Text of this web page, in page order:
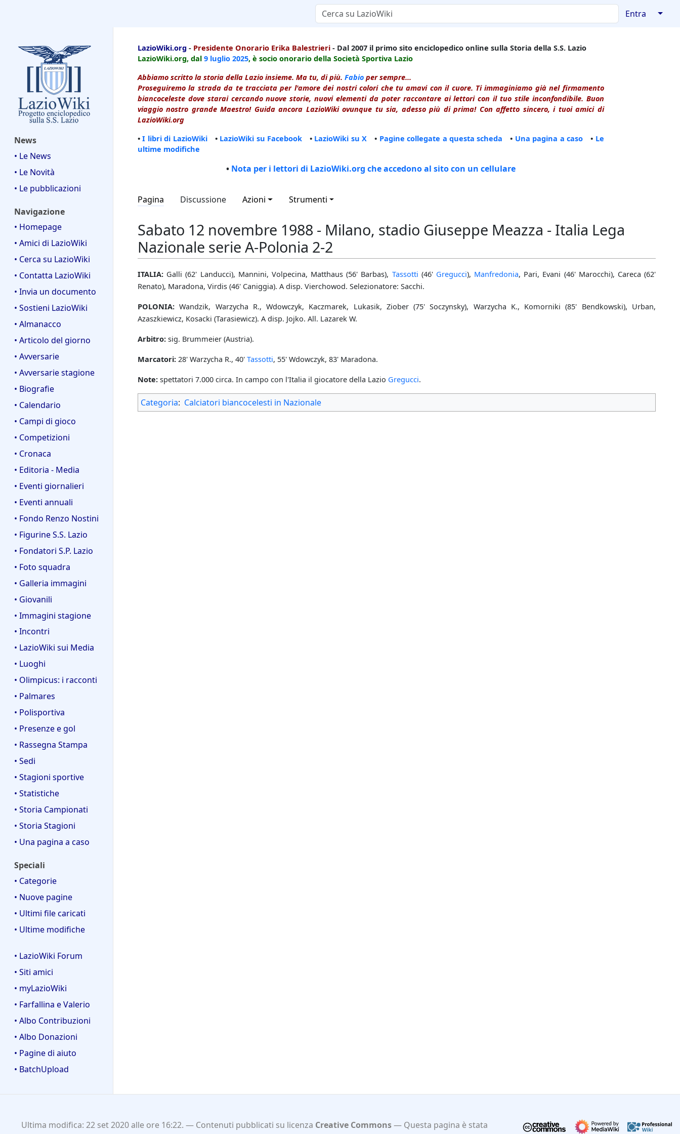
Entra ↓
News
• Le News
• Le Novità
• Le pubblicazioni
Navigazione
• Homepage
• Amici di LazioWiki
• Cerca su LazioWiki
• Contatta LazioWiki
• Invia un documento
• Sostieni LazioWiki
• Almanacco
• Articolo del giorno
• Avversarie
• Avversarie stagione
• Biografie
• Calendario
• Campi di gioco
• Competizioni
• Cronaca
• Editoria - Media
• Eventi giornalieri
• Eventi annuali
• Fondo Renzo Nostini
• Figurine S.S. Lazio
• Fondatori S.P. Lazio
• Foto squadra
• Galleria immagini
• Giovanili
• Immagini stagione
• Incontri
• LazioWiki sui Media
• Luoghi
• Olimpicus: i racconti
• Palmares
• Polisportiva
• Presenze e gol
• Rassegna Stampa
• Sedi
• Stagioni sportive
• Statistiche
• Storia Campionati
• Storia Stagioni
• Una pagina a caso
Speciali
• Categorie
• Nuove pagine
• Ultimi file caricati
• Ultime modifiche
• LazioWiki Forum
• Siti amici
• myLazioWiki
• Farfallina e Valerio
• Albo Contribuzioni
• Albo Donazioni
• Pagine di aiuto
• BatchUpload
LazioWiki.org - Presidente Onorario Erika Balestrieri - Dal 2007 il primo sito enciclopedico online sulla Storia della S.S. Lazio
LazioWiki.org, dal 9 luglio 2025, è socio onorario della Società Sportiva Lazio
Abbiamo scritto la storia della Lazio insieme. Ma tu, di più. Fabio per sempre...
Proseguiremo la strada da te tracciata per l'amore dei nostri colori che tu amavi con il cuore. Ti immaginiamo già nel firmamento
biancoceleste dove starai cercando nuove storie, nuovi elementi da poter raccontare ai lettori con il tuo stile inconfondibile. Buon
viaggio nostro grande Maestro! Guida ancora LazioWiki ovunque tu sia, adesso più di prima! Con affetto sincero, i tuoi amici di
LazioWiki.org
•I libri di LazioWiki• LazioWiki su Facebook • LazioWiki su X • Pagine collegate a questa scheda • Una pagina a caso • Le
ultime modifiche
• Nota per i lettori di LazioWiki.org che accedono al sito con un cellulare
Pagina Discussione Azioni Strumenti
Sabato 12 novembre 1988 - Milano, stadio Giuseppe Meazza - Italia Lega
Nazionale serie A-Polonia 2-2
ITALIA: Galli (62' Landucci), Mannini, Volpecina, Matthaus (56' Barbas), Tassotti (46' Gregucci), Manfredonia, Pari, Evani (46' Marocchi), Careca (62'
Renato), Maradona, Virdis (46' Caniggia). A disp. Vierchowod. Selezionatore: Sacchi.
POLONIA: Wandzik, Warzycha R., Wdowczyk, Kaczmarek, Lukasik, Ziober (75' Soczynsky), Warzycha K., Komorniki (85' Bendkowski), Urban,
Azaszkiewicz, Kosacki (Tarasiewicz). A disp. Jojko. All. Lazarek W.
Arbitro: sig. Brummeier (Austria).
Marcatori: 28' Warzycha R., 40' Tassotti, 55' Wdowczyk, 83' Maradona.
Note: spettatori 7.000 circa. In campo con l'Italia il giocatore della Lazio Gregucci.
Categoria: Calciatori biancocelesti in Nazionale
Ultima modifica: 22 set 2020 alle ore 16:22. Contenuti pubblicati su licenza Creative Commons
Questa pagina è stata